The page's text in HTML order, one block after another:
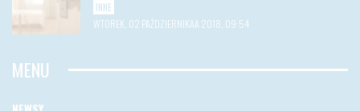
INNE
WTOREK, 02 PAŹDZIERNIKAA 2018, 09:54
MENU